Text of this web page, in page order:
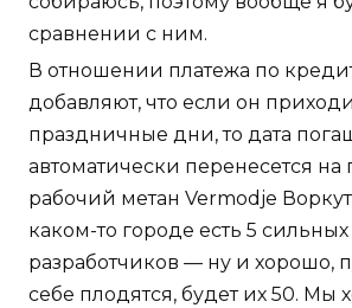
сравнении с ним.
В отношении платежа по
добавляют, что если он
праздничные дни, то дата
автоматически перенесется на
рабочий метан Vermodje
каком-то городе есть 5 сильных
разработчиков — ну и хорошо,
себе плодятся, будет их 50. Мы